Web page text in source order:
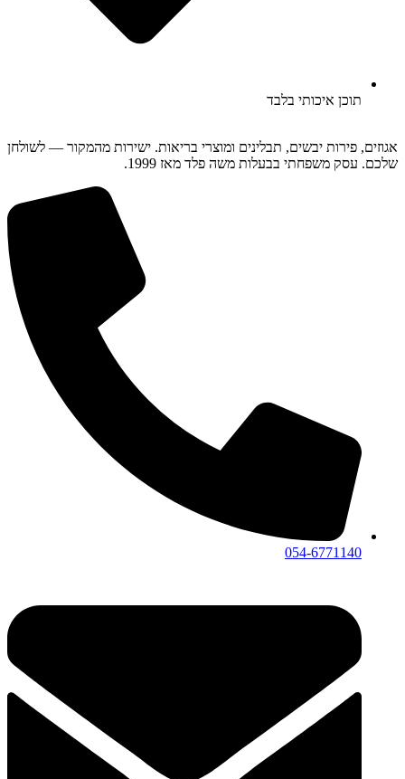
תוכן איכותי בלבד
אגוזים, פירות יבשים, תבלינים ומוצרי בריאות. ישירות מהמקור — לשולחן
שלכם. עסק משפחתי בבעלות משה פלד מאז 1999.
054-6771140